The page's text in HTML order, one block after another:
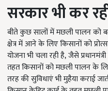
सरकार भी कर
बीते कुछ सालों में मछली पालन को
क्षेत्र में आने के लिए किसानों को
योजना भी चला रही है,जैसे प्रधानमंत्री
तहत किसानों को मछली पालन के
तरह की सुविधाएं भी मुहैया कराई